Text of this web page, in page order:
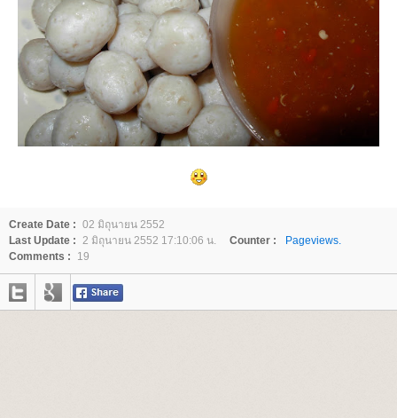
Create Date : 02 มิถุนายน 2552
Last Update :
2 มิถุนายน 2552 17:10:06 น. Counter :
Pageviews.
Comments :
19